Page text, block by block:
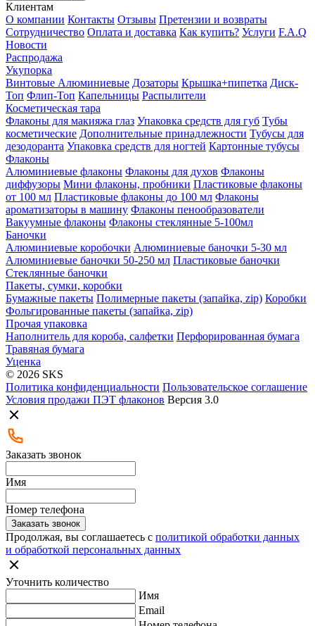
Клиентам
О компании Контакты Отзывы Претензии и возвраты
Сотрудничество Оплата и доставка Как купить? Услуги F.A.Q
Новости
Распродажа
Укупорка
Винтовые Алюминиевые Дозаторы Крышка+пипетка Диск-
Топ Флип-Топ Капельницы Распылители
Косметическая тара
Флаконы для макияжа глаз Упаковка средств для губ Тубы
косметические Дополнительные принадлежности Тубусы для
дезодоранта Упаковка средств для ногтей Картонные тубусы
Флаконы
Алюминиевые флаконы Флаконы для духов Флаконы
диффузоры Мини флаконы, пробники Пластиковые флаконы
от 100 мл Пластиковые флаконы до 100 мл Флаконы
ароматизаторы в машину Флаконы пенообразователи
Вакуумные флаконы Флаконы стеклянные 5-100мл
Баночки
Алюминиевые коробочки Алюминиевые баночки 5-30 мл
Алюминиевые баночки 50-250 мл Пластиковые баночки
Стеклянные баночки
Пакеты, сумки, коробки
Бумажные пакеты Полимерные пакеты (запайка, zip) Коробки
Фольгированные пакеты (запайка, zip)
Прочая упаковка
Наполнитель для короба, салфетки Перфорированная бумага
Травяная бумага
Уценка
© 2026 SKS
Политика конфиденциальности Пользовательское соглашение
Условия продажи ПЭТ флаконов Версия 3.0
Заказать звонок
Имя
Номер телефона
Заказать звонок
Продолжая, вы соглашаетесь с политикой обработки данных
и обработкой персональных данных
Уточнить количество
Имя
Email